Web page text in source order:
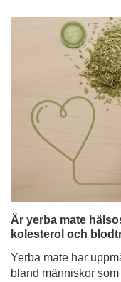
Är yerba mate
kolesterol och
Yerba mate har
bland människor